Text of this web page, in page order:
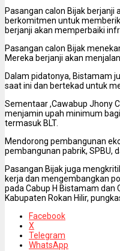
Pasangan calon Bijak
berkomitmen untuk
berjanji akan memperbaiki
Pasangan calon Bijak
Mereka berjanji akan
Dalam pidatonya, Bistamam
saat ini dan bertekad untuk
Sementaar ,Cawabup Jhony
menjamin upah minimum
termasuk BLT.
Mendorong pembangunan
pembangunan pabrik, SPBU,
Pasangan Bijak juga
kerja dan mengembangkan
pada Cabup H Bistamam dan
Kabupaten Rokan Hilir,
Facebook
X
Telegram
WhatsApp